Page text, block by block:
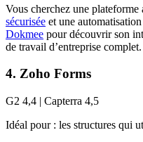
Vous cherchez une plateforme
sécurisée et une
Dokmee pour découvrir son
de travail d’entreprise complet.
4. Zoho Forms
G2 4,4 | Capterra 4,5
Idéal pour : les structures qui